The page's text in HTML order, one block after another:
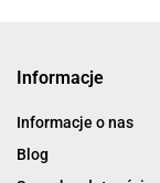
Informacje
Informacje o nas
Blog